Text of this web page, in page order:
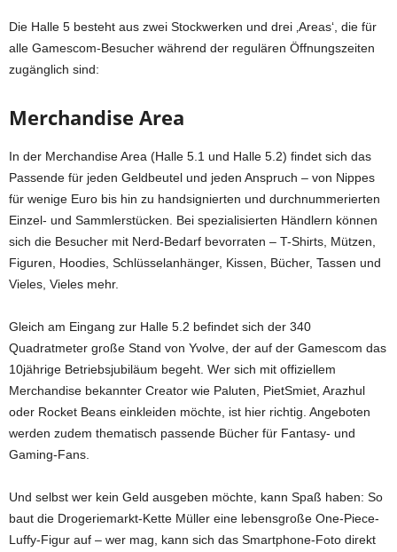
Die Halle 5 besteht aus zwei Stockwerken und drei ‚Areas‘, die für
alle Gamescom-Besucher während der regulären Öffnungszeiten
zugänglich sind:
Merchandise Area
In der Merchandise Area (Halle 5.1 und Halle 5.2) findet sich das
Passende für jeden Geldbeutel und jeden Anspruch – von Nippes
für wenige Euro bis hin zu handsignierten und durchnummerierten
Einzel- und Sammlerstücken. Bei spezialisierten Händlern können
sich die Besucher mit Nerd-Bedarf bevorraten – T-Shirts, Mützen,
Figuren, Hoodies, Schlüsselanhänger, Kissen, Bücher, Tassen und
Vieles, Vieles mehr.
Gleich am Eingang zur Halle 5.2 befindet sich der 340
Quadratmeter große Stand von Yvolve, der auf der Gamescom das
10jährige Betriebsjubiläum begeht. Wer sich mit offiziellem
Merchandise bekannter Creator wie Paluten, PietSmiet, Arazhul
oder Rocket Beans einkleiden möchte, ist hier richtig. Angeboten
werden zudem thematisch passende Bücher für Fantasy- und
Gaming-Fans.
Und selbst wer kein Geld ausgeben möchte, kann Spaß haben: So
baut die Drogeriemarkt-Kette Müller eine lebensgroße One-Piece-
Luffy-Figur auf – wer mag, kann sich das Smartphone-Foto direkt